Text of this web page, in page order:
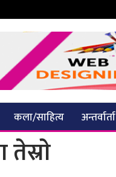
कला/साहित्य अन्तर्वार्ता